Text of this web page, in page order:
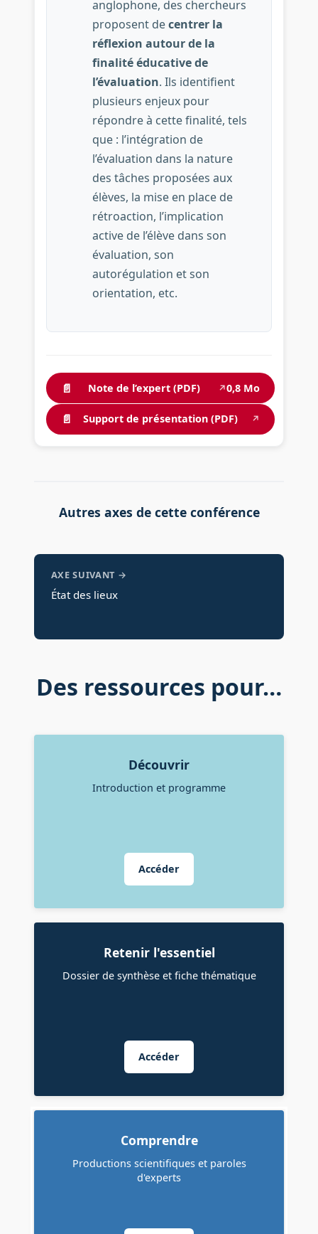
anglophone, des chercheurs
proposent decentrer la
réflexion autour de la
finalité éducative de
l’évaluation. Ils identifient
plusieurs enjeux pour
répondre à cette finalité, tels
que : l’intégration de
l’évaluation dans la nature
des tâches proposées aux
élèves, la mise en place de
rétroaction, l’implication
active de l’élève dans son
évaluation, son
autorégulation et son
orientation, etc.
📄 Note de l’expert (PDF) ↗0,8 Mo
📄 Support de présentation (PDF) ↗
Autres axes de cette conférence
AXE SUIVANT →
État des lieux
Des ressources pour…
Découvrir
Introduction et programme
Accéder
Retenir l'essentiel
Dossier de synthèse et fiche thématique
Accéder
Comprendre
Productions scientifiques et paroles
d'experts